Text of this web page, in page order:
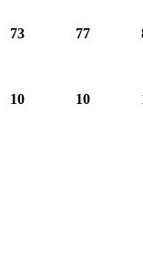
73 77
10 10